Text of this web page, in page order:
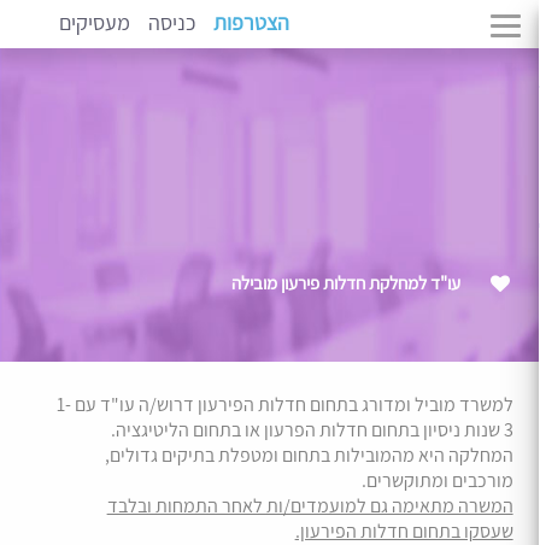
הצטרפות כניסה מעסיקים
עו"ד למחלקת חדלות פירעון מובילה
למשרד מוביל ומדורג בתחום חדלות הפירעון דרוש/ה עו"ד עם 1-
3 שנות ניסיון בתחום חדלות הפרעון או בתחום הליטיגציה.
המחלקה היא מהמובילות בתחום ומטפלת בתיקים גדולים,
מורכבים ומתוקשרים.
המשרה מתאימה גם למועמדים/ות לאחר התמחות ובלבד
שעסקו בתחום חדלות הפירעון.